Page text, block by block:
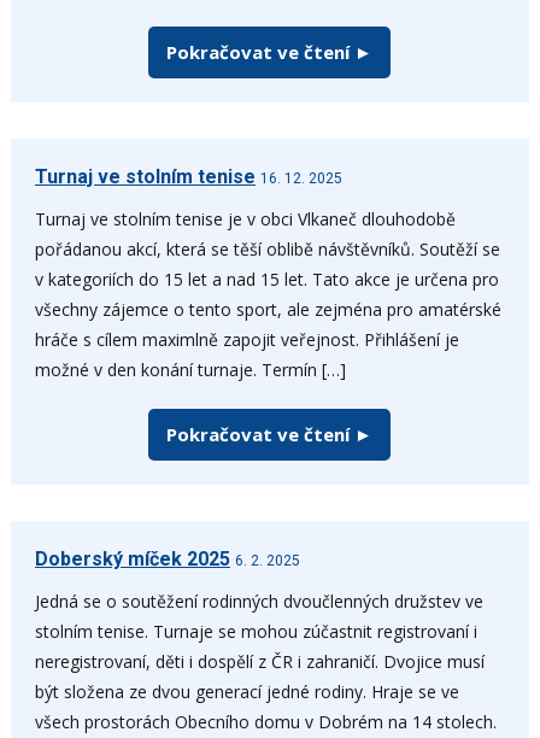
Pokračovat ve čtení ►
Turnaj ve stolním tenise 16. 12. 2025
Turnaj ve stolním tenise je v obci Vlkaneč dlouhodobě
pořádanou akcí, která se těší oblibě návštěvníků. Soutěží se
v kategoriích do 15 let a nad 15 let. Tato akce je určena pro
všechny zájemce o tento sport, ale zejména pro amatérské
hráče s cílem maximlně zapojit veřejnost. Přihlášení je
možné v den konání turnaje. Termín […]
Pokračovat ve čtení ►
Doberský míček 2025 6. 2. 2025
Jedná se o soutěžení rodinných dvoučlenných družstev ve
stolním tenise. Turnaje se mohou zúčastnit registrovaní i
neregistrovaní, děti i dospělí z ČR i zahraničí. Dvojice musí
být složena ze dvou generací jedné rodiny. Hraje se ve
všech prostorách Obecního domu v Dobrém na 14 stolech.